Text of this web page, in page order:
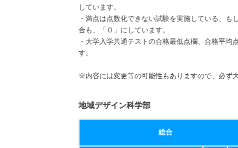
しています。
・満点は点数化できない試験を実施している、
合も、「０」にしています。
・大学入学共通テストの合格最低点欄、合格平
す。
※内容には変更等の可能性もありますので、必ず
地域デザイン科学部
総合